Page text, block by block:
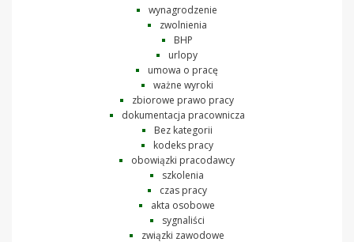
wynagrodzenie
zwolnienia
BHP
urlopy
umowa o pracę
ważne wyroki
zbiorowe prawo pracy
dokumentacja pracownicza
Bez kategorii
kodeks pracy
obowiązki pracodawcy
szkolenia
czas pracy
akta osobowe
sygnaliści
związki zawodowe